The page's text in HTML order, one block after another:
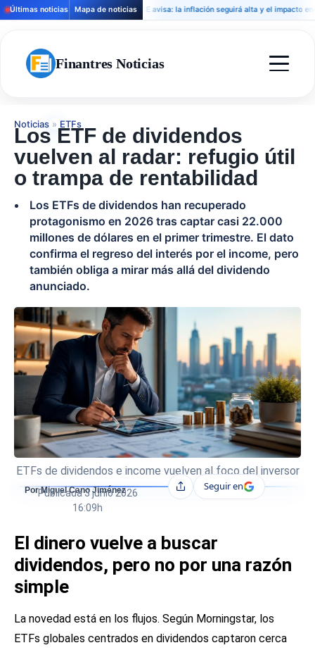
Últimas noticias Mapa de noticias
El BCE avisa: la inflación seguirá alta y el impacto
Finantres Noticias
Noticias » ETFs
Los ETF de dividendos
vuelven al radar: refugio útil
o trampa de rentabilidad
Los ETFs de dividendos han recuperado
protagonismo en 2026 tras captar casi 22.000
millones de dólares en el primer trimestre. El dato
confirma el regreso del interés por el income, pero
también obliga a mirar más allá del dividendo
anunciado.
ETFs de dividendos e income vuelven al foco del inversor
Por Miguel Cano Jiménez
Publicada3 junio 2026
16:09h
CompartirSeguir en
El dinero vuelve a buscar
dividendos, pero no por una razón
simple
La novedad está en los flujos. Según Morningstar, los
ETFs globales centrados en dividendos captaron cerca